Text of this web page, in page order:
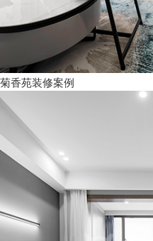
菊香苑装修案例